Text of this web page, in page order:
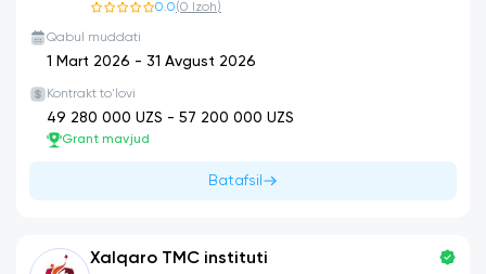
0.0(0 Izoh)
Qabul muddati
1 Mart 2026 - 31 Avgust 2026
Kontrakt to'lovi
49 280 000 UZS - 57 200 000 UZS
Grant mavjud
Batafsil
Xalqaro TMC instituti